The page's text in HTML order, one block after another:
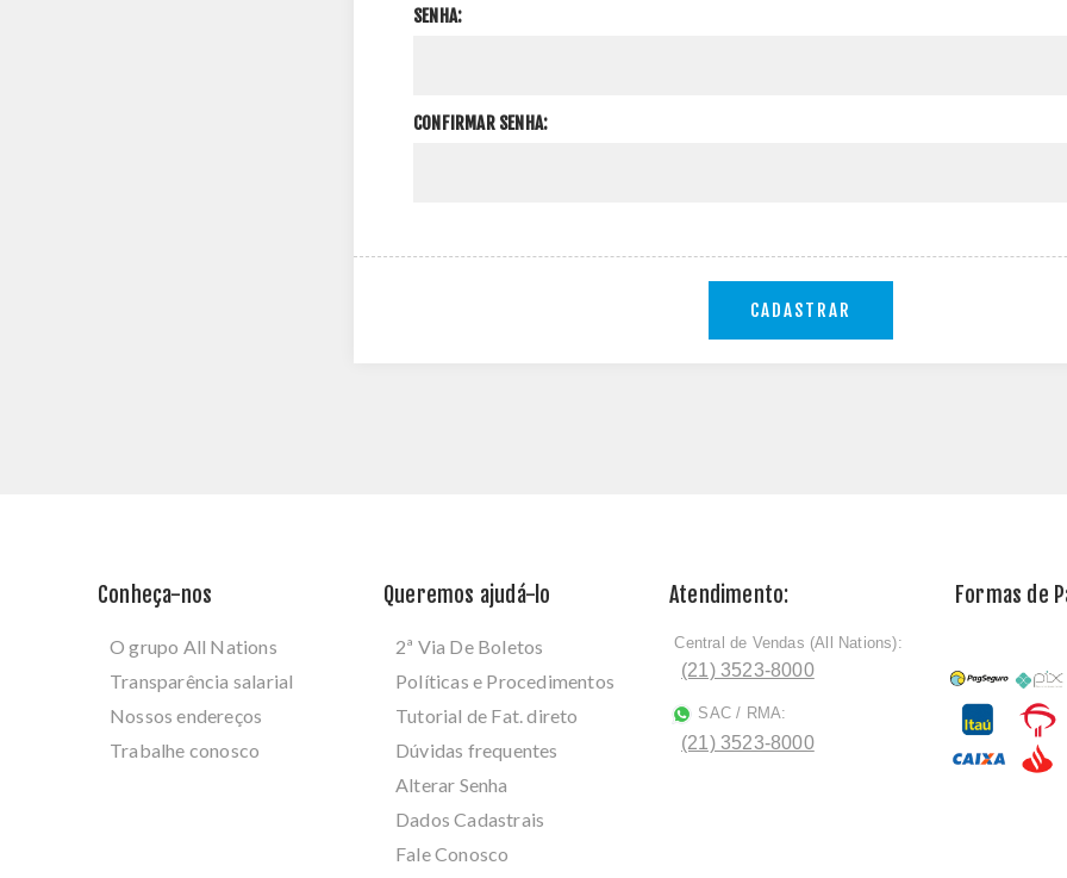
SENHA:
CONFIRMAR SENHA:
CADASTRAR
Conheça-nos
O grupo All Nations
Transparência salarial
Nossos endereços
Trabalhe conosco
Queremos ajudá-lo
2ª Via De Boletos
Políticas e Procedimentos
Tutorial de Fat. direto
Dúvidas frequentes
Alterar Senha
Dados Cadastrais
Fale Conosco
Atendimento:
ﾠCentral de Vendas (All Nations):
(21) 3523-8000
SAC / RMA:
(21) 3523-8000
Formas de